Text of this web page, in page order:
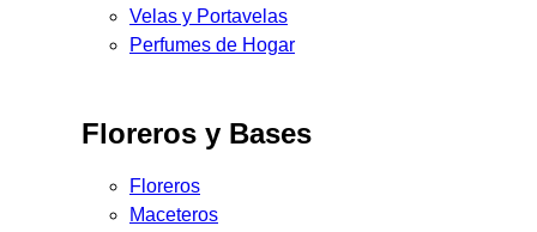
Velas y Portavelas
Perfumes de Hogar
Floreros y Bases
Floreros
Maceteros